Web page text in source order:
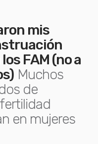
mis
FAM (no a
Muchos
de
en mujeres